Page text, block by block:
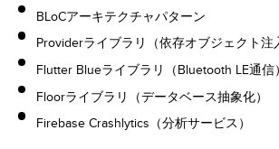
BLoCアーキテクチャパターン
Providerライブラリ（依存オブジェクト注
Flutter Blueライブラリ（Bluetooth LE通信）
Floorライブラリ（データベース抽象化）
Firebase Crashlytics（分析サービス）